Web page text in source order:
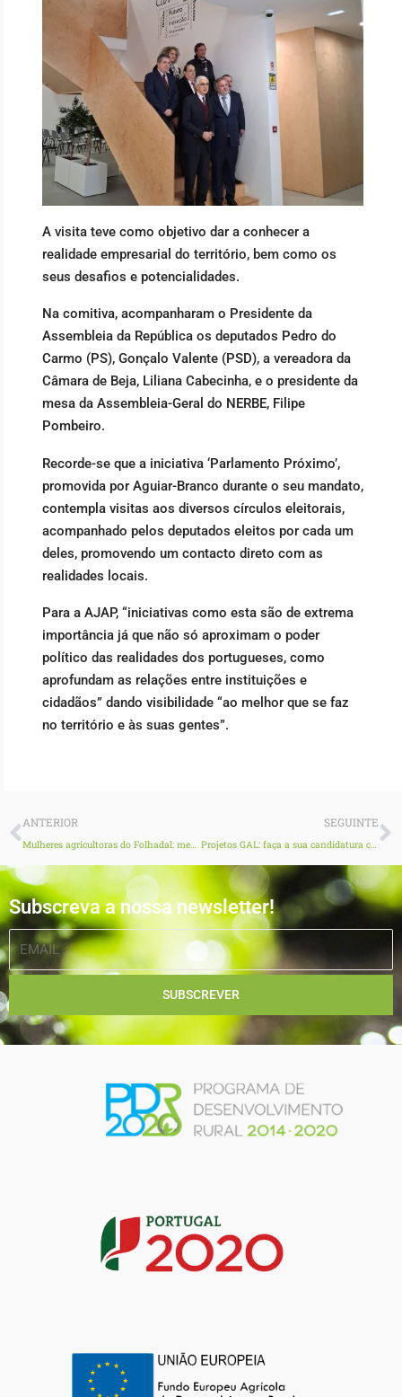
A visita teve como objetivo dar a conhecer a
realidade empresarial do território, bem como os
seus desafios e potencialidades.
Na comitiva, acompanharam o Presidente da
Assembleia da República os deputados Pedro do
Carmo (PS), Gonçalo Valente (PSD), a vereadora da
Câmara de Beja, Liliana Cabecinha, e o presidente da
mesa da Assembleia-Geral do NERBE, Filipe
Pombeiro.
Recorde-se que a iniciativa ‘Parlamento Próximo’,
promovida por Aguiar-Branco durante o seu mandato,
contempla visitas aos diversos círculos eleitorais,
acompanhado pelos deputados eleitos por cada um
deles, promovendo um contacto direto com as
realidades locais.
Para a AJAP, “iniciativas como esta são de extrema
importância já que não só aproximam o poder
político das realidades dos portugueses, como
aprofundam as relações entre instituições e
cidadãos” dando visibilidade “ao melhor que se faz
no território e às suas gentes”.
Prev
ANTERIOR
Mulheres agricultoras do Folhadal: memória biocultural, género e sustentabilidade rural
SEGUINTE
Projetos GAL: faça a sua candidatura com a AJAP
Subscreva a nossa newsletter!
EMAIL
SUBSCREVER